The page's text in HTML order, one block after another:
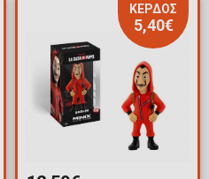
ΚΕΡΔΟΣ
5,40€